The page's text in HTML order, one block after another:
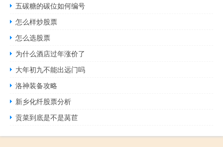
五碳糖的碳位如何编号
怎么样炒股票
怎么选股票
为什么酒店过年涨价了
大年初九不能出远门吗
洛神装备攻略
新乡化纤股票分析
贡菜到底是不是莴苣